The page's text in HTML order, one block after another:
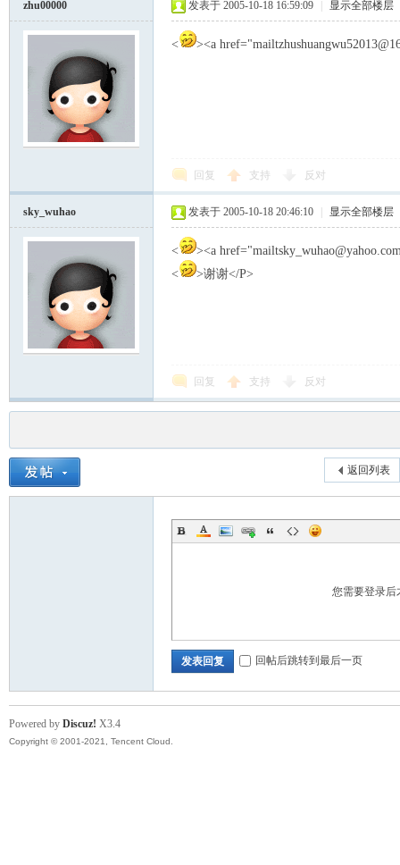
zhu00000 发表于 2005-10-18 16:59:09 显示全部楼层
< ><a
回复 支持 反对
sky_wuhao 发表于 2005-10-18 20:46:10 显示全部楼层
<
><a
<
>谢谢</P>
回复 支持 反对
返回列表
您需要登录
发表回复 回帖后跳转到最后一页
Powered by Discuz! X3.4
Copyright © 2001-2021, Tencent Cloud.